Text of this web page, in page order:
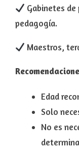
Gabinetes
pedagogía.
Maestros,
Edad
Solo
No es